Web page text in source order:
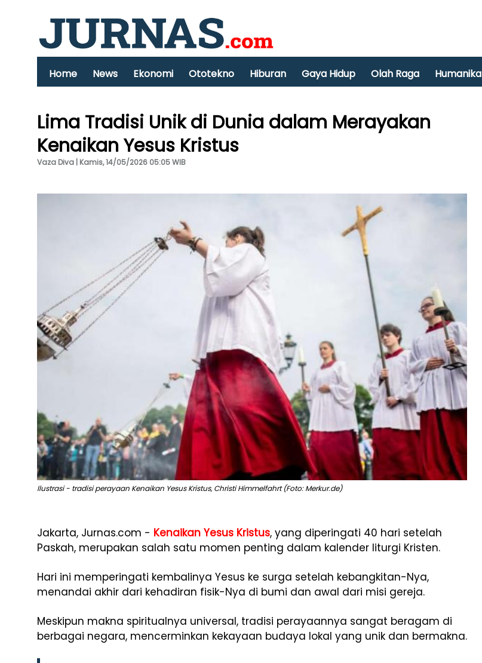
Home News Ekonomi Ototekno Hiburan Gaya Hidup Olah Raga Humanika
Lima Tradisi Unik di Dunia dalam Merayakan
Kenaikan Yesus Kristus
Vaza Diva | Kamis, 14/05/2026 05:05 WIB
Ilustrasi - tradisi perayaan Kenaikan Yesus Kristus, Christi Himmelfahrt (Foto: Merkur.de)
Jakarta, Jurnas.com - Kenaikan Yesus Kristus, yang diperingati 40 hari setelah
Paskah, merupakan salah satu momen penting dalam kalender liturgi Kristen.
Hari ini memperingati kembalinya Yesus ke surga setelah kebangkitan-Nya,
menandai akhir dari kehadiran fisik-Nya di bumi dan awal dari misi gereja.
Meskipun makna spiritualnya universal, tradisi perayaannya sangat beragam di
berbagai negara, mencerminkan kekayaan budaya lokal yang unik dan bermakna.